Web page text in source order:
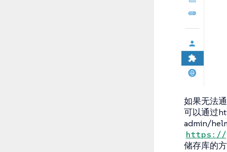
如果无法
可以通过
admin/
https://
储存库的